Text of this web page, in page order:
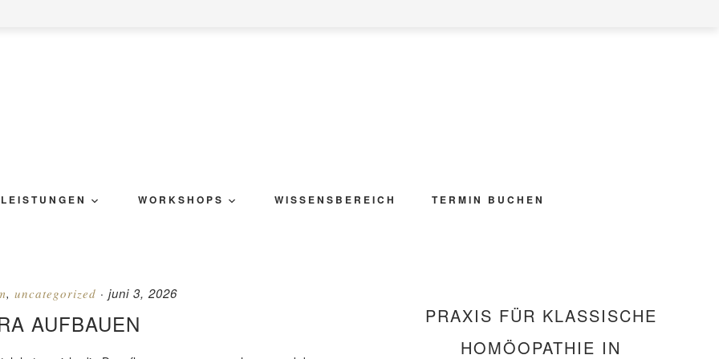
LEISTUNGEN WORKSHOPS WISSENSBEREICH TERMIN BUCHEN
, uncategorized · juni 3, 2026
AUFBAUEN
PRAXIS FÜR KLASSISCHE
HOMÖOPATHIE IN